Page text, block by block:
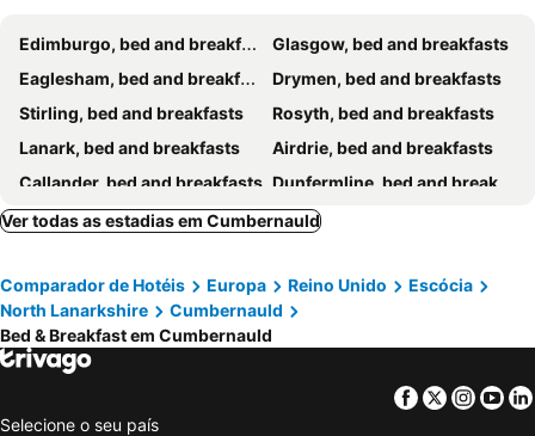
Edimburgo, bed and breakfasts
Glasgow, bed and breakfasts
Eaglesham, bed and breakfasts
Drymen, bed and breakfasts
Stirling, bed and breakfasts
Rosyth, bed and breakfasts
Lanark, bed and breakfasts
Airdrie, bed and breakfasts
Callander, bed and breakfasts Dunfermline, bed and breakfasts
Balloch, bed and breakfasts
Crieff, bed and breakfasts
Biggar, bed and breakfasts
Kilmarnock, bed and breakfasts
Luss, bed and breakfasts
Shotts, bed and breakfasts
Bathgate, bed and breakfasts
Comrie, bed and breakfasts
Strathaven, bed and breakfasts
Ver todas as estadias em Cumbernauld
Comparador de Hotéis Europa Reino Unido
Escócia
North Lanarkshire
Cumbernauld
Bed & Breakfast em Cumbernauld
Facebook
Twitter
Selecione o seu país